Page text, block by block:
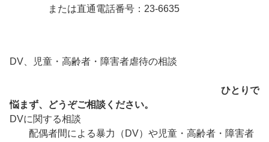
または直通電話番号：23-6635
DV、児童・高齢者・障害者虐待の相談
ひとりで
悩まず、どうぞご相談ください。
DVに関する相談
配偶者間による暴力（DV）や児童・高齢者・障害者